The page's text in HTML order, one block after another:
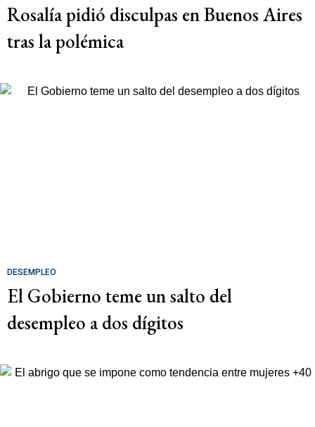
Rosalía pidió disculpas en Buenos Aires
tras la polémica
DESEMPLEO
El Gobierno teme un salto del
desempleo a dos dígitos